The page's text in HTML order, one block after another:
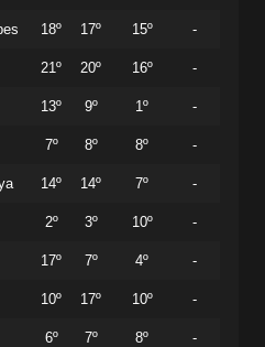
18º 17º 15º -
21º 20º 16º -
13º 9º 1º -
7º 8º 8º -
14º 14º 7º -
2º 3º 10º -
17º 7º 4º -
10º 17º 10º -
6º 7º 8º -